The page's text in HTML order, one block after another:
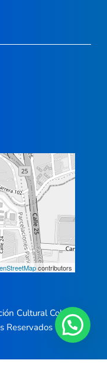
contributors
Cultural Colegio
Reservados